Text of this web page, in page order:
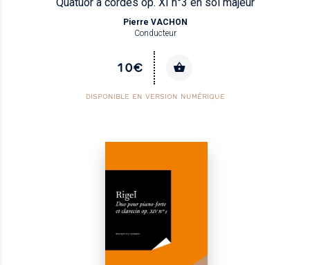
Pierre VACHON
Conducteur
10€
DISPONIBLE EN VERSION NUMÉRIQUE